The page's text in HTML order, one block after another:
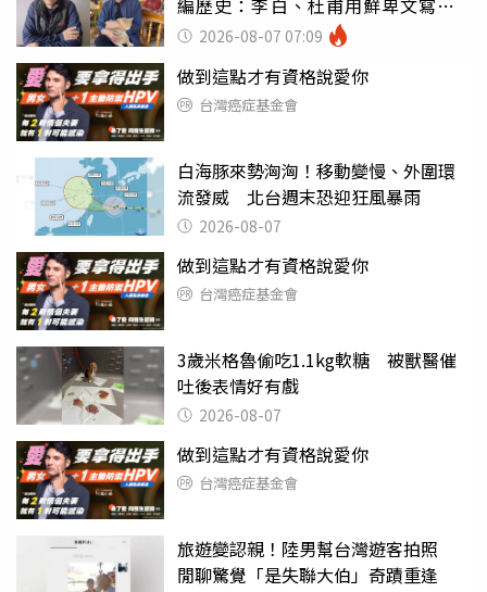
編歷史：李白、杜甫用鮮卑文寫
詩？2026-08-07 07:09
做到這點才有資格說愛你
台灣癌症基金會
白海豚來勢洶洶！移動變慢、外圍環
流發威 北台週末恐迎狂風暴雨
2026-08-07
做到這點才有資格說愛你
台灣癌症基金會
3歲米格魯偷吃1.1kg軟糖 被獸醫催
吐後表情好有戲
2026-08-07
做到這點才有資格說愛你
台灣癌症基金會
旅遊變認親！陸男幫台灣遊客拍照
閒聊驚覺「是失聯大伯」奇蹟重逢